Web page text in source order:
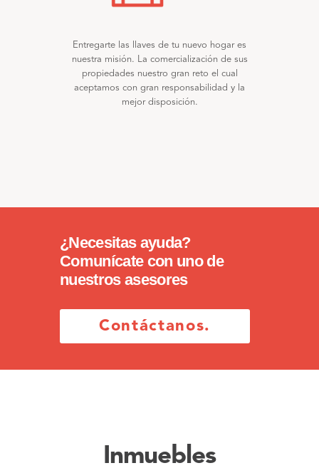
Entregarte las llaves de tu nuevo hogar es
nuestra misión. La comercialización de sus
propiedades nuestro gran reto el cual
aceptamos con gran responsabilidad y la
mejor disposición.
¿Necesitas ayuda?
Comunícate con uno de
nuestros asesores
Contáctanos.
Inmuebles